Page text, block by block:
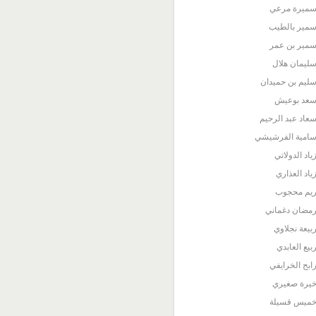
سميرة مرعي
سمير بالطيب
سمير بن عمر
سليمان هلال
سليم بن حميدان
سعد بوعيش
سعاد عبد الرحيم
سامية الفرشيشي
زياد الدولاتي
زياد العذاري
ريم محجوب
رمضان دغماني
ربيعة نجلاوي
ربيع العابدي
رابح الخرايفي
خيرة صغيري
خميس قسيلة